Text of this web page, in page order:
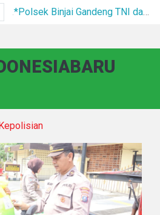
*Polsek Binjai Gandeng TNI dan Kepala Desa Grebek Sarang Narkoba*